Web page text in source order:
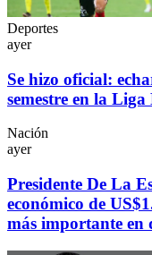
Deportes
ayer
Se hizo oficial:
semestre en la Liga
Nación
ayer
Presidente De La
económico de
más importante en